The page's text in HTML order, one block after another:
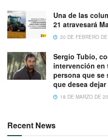
Una de las
21 atravesará
20 DE FEBRERO
Sergio Tubío,
intervención en
persona que se
que desea
18 DE MARZO DE
Recent News